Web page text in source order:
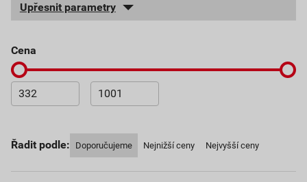
Upřesnit parametry
cena
Řadit podle: Doporučujeme Nejnižší ceny Nejvyšší ceny